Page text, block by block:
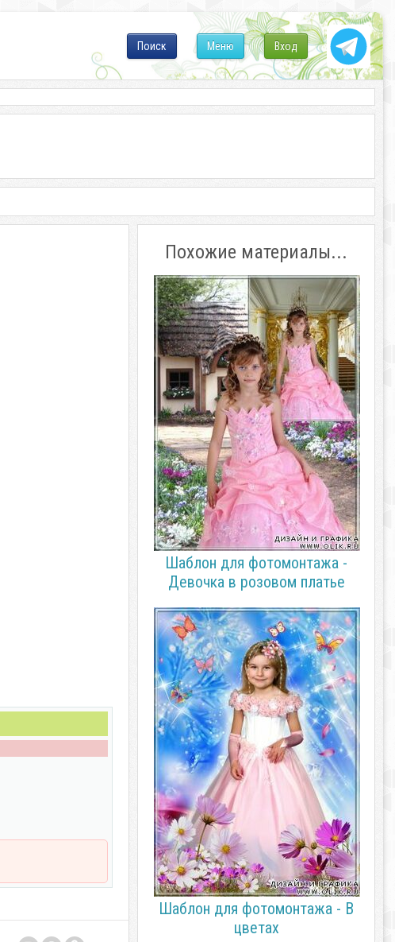
Вход
Меню
Поиск
Похожие материалы...
Шаблон для фотомонтажа -
Девочка в розовом платье
Шаблон для фотомонтажа - В
цветах